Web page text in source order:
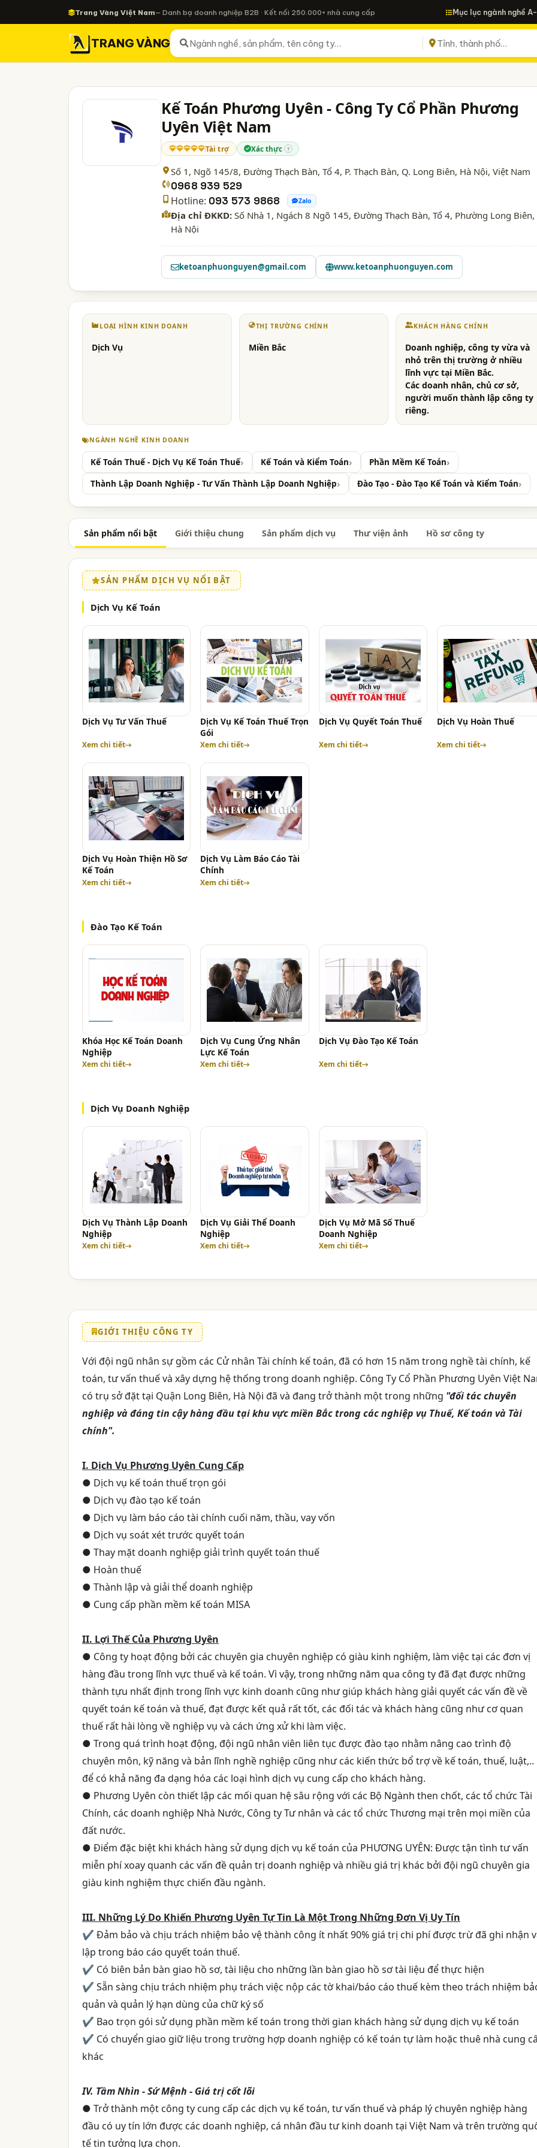
Trang Vàng Việt Nam— Danh bạ doanh nghiệp B2B · Kết nối 250.000+ nhà cung cấp Mục lục ngành nghề
TRANG VÀNG
Kế Toán Phương Uyên - Công Ty Cổ Phần Phương
Uyên Việt Nam
Tài trợ Xác thực ?
Số 1, Ngõ 145/8, Đường Thạch Bàn, Tổ 4, P. Thạch Bàn, Q. Long Biên, Hà Nội, Việt Nam
0968 939 529
Hotline: 093 573 9868 Zalo
Địa chỉ ĐKKD: Số Nhà 1, Ngách 8 Ngõ 145, Đường Thạch Bàn, Tổ 4, Phường Long Biên,
Hà Nội
ketoanphuonguyen@gmail.com www.ketoanphuonguyen.com
LOẠI HÌNH KINH DOANH
Dịch Vụ
THỊ TRƯỜNG CHÍNH
Miền Bắc
KHÁCH HÀNG CHÍNH
Doanh nghiệp, công ty vừa và
nhỏ trên thị trường ở nhiều
lĩnh vực tại Miền Bắc.
Các doanh nhân, chủ cơ sở,
người muốn thành lập công ty
riêng.
NGÀNH NGHỀ KINH DOANH
Kế Toán Thuế - Dịch Vụ Kế Toán Thuế Kế Toán và Kiểm Toán
Phần Mềm Kế Toán
Thành Lập Doanh Nghiệp - Tư Vấn Thành Lập Doanh Nghiệp
Đào Tạo - Đào Tạo Kế Toán và Kiểm Toán
Sản phẩm nổi bật Giới thiệu chung Sản phẩm dịch vụ Thư viện ảnh Hồ sơ công ty
SẢN PHẨM DỊCH VỤ NỔI BẬT
Dịch Vụ Kế Toán
Dịch Vụ Tư Vấn Thuế
Xem chi tiết
Dịch Vụ Kế Toán Thuế Trọn
Gói
Xem chi tiết
Dịch Vụ Quyết Toán Thuế
Xem chi tiết
Dịch Vụ Hoàn Thuế
Xem chi tiết
Dịch Vụ Hoàn Thiện Hồ Sơ
Kế Toán
Xem chi tiết
Dịch Vụ Làm Báo Cáo Tài
Chính
Xem chi tiết
Đào Tạo Kế Toán
Khóa Học Kế Toán Doanh
Nghiệp
Xem chi tiết
Dịch Vụ Cung Ứng Nhân
Lực Kế Toán
Xem chi tiết
Dịch Vụ Đào Tạo Kế Toán
Xem chi tiết
Dịch Vụ Doanh Nghiệp
Dịch Vụ Thành Lập Doanh
Nghiệp
Xem chi tiết
Dịch Vụ Giải Thể Doanh
Nghiệp
Xem chi tiết
Dịch Vụ Mở Mã Số Thuế
Doanh Nghiệp
Xem chi tiết
GIỚI THIỆU CÔNG TY
Với đội ngũ nhân sự gồm các Cử nhân Tài chính kế toán, đã có hơn 15 năm trong nghề tài chính, kế
toán, tư vấn thuế và xây dựng hệ thống trong doanh nghiệp. Công Ty Cổ Phần Phương Uyên Việt
có trụ sở đặt tại Quận Long Biên, Hà Nội đã và đang trở thành một trong những "đối tác chuyên
nghiệp và đáng tin cậy hàng đầu tại khu vực miền Bắc trong các nghiệp vụ Thuế, Kế toán và Tài
chính".
I. Dịch Vụ Phương Uyên Cung Cấp
● Dịch vụ kế toán thuế trọn gói
● Dịch vụ đào tạo kế toán
● Dịch vụ làm báo cáo tài chính cuối năm, thầu, vay vốn
● Dịch vụ soát xét trước quyết toán
● Thay mặt doanh nghiệp giải trình quyết toán thuế
● Hoàn thuế
● Thành lập và giải thể doanh nghiệp
● Cung cấp phần mềm kế toán MISA
II. Lợi Thế Của Phương Uyên
● Công ty hoạt động bởi các chuyên gia chuyên nghiệp có giàu kinh nghiệm, làm việc tại các đơn vị
hàng đầu trong lĩnh vực thuế và kế toán. Vì vậy, trong những năm qua công ty đã đạt được những
thành tựu nhất định trong lĩnh vực kinh doanh cũng như giúp khách hàng giải quyết các vấn đề về
quyết toán kế toán và thuế, đạt được kết quả rất tốt, các đối tác và khách hàng cũng như cơ quan
thuế rất hài lòng về nghiệp vụ và cách ứng xử khi làm việc.
● Trong quá trình hoạt động, đội ngũ nhân viên liên tục được đào tạo nhằm nâng cao trình độ
chuyên môn, kỹ năng và bản lĩnh nghề nghiệp cũng như các kiến thức bổ trợ về kế toán, thuế, luật,..
để có khả năng đa dạng hóa các loại hình dịch vụ cung cấp cho khách hàng.
● Phương Uyên còn thiết lập các mối quan hệ sâu rộng với các Bộ Ngành then chốt, các tổ chức Tài
Chính, các doanh nghiệp Nhà Nước, Công ty Tư nhân và các tổ chức Thương mại trên mọi miền của
đất nước.
● Điểm đặc biệt khi khách hàng sử dụng dịch vụ kế toán của PHƯƠNG UYÊN: Được tận tình tư vấn
miễn phí xoay quanh các vấn đề quản trị doanh nghiệp và nhiều giá trị khác bởi đội ngũ chuyên gia
giàu kinh nghiệm thực chiến đầu ngành.
III. Những Lý Do Khiến Phương Uyên Tự Tin Là Một Trong Những Đơn Vị Uy Tín
✔ Đảm bảo và chịu trách nhiệm bảo vệ thành công ít nhất 90% giá trị chi phí được trừ đã ghi nhận
lập trong báo cáo quyết toán thuế.
✔ Có biên bản bàn giao hồ sơ, tài liệu cho những lần bàn giao hồ sơ tài liệu để thực hiện
✔ Sẵn sàng chịu trách nhiệm phụ trách việc nộp các tờ khai/báo cáo thuế kèm theo trách nhiệm
quản và quản lý hạn dùng của chữ ký số
✔ Bao trọn gói sử dụng phần mềm kế toán trong thời gian khách hàng sử dụng dịch vụ kế toán
✔ Có chuyển giao giữ liệu trong trường hợp doanh nghiệp có kế toán tự làm hoặc thuê nhà cung
khác
IV. Tầm Nhìn - Sứ Mệnh - Giá trị cốt lõi
● Trở thành một công ty cung cấp các dịch vụ kế toán, tư vấn thuế và pháp lý chuyên nghiệp hàng
đầu có uy tín lớn được các doanh nghiệp, cá nhân đầu tư kinh doanh tại Việt Nam và trên trường
tế tin tưởng lựa chọn.